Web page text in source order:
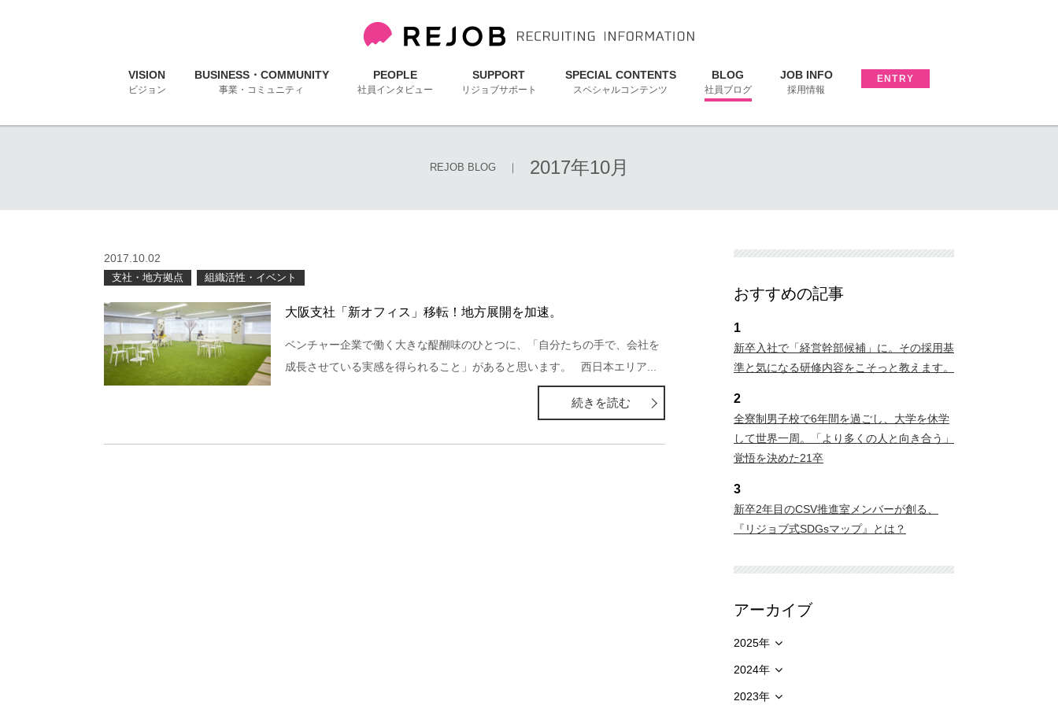
VISION
ビジョン
BUSINESS・COMMUNITY
事業・コミュニティ
PEOPLE
社員インタビュー
SUPPORT
リジョブサポート
SPECIAL CONTENTS
スペシャルコンテンツ
BLOG
社員ブログ
JOB INFO
採用情報
ENTRY
REJOB BLOG ｜ 2017年10月
2017.10.02
支社・地方拠点 組織活性・イベント
大阪支社「新オフィス」移転！地方展開を加速。
ベンチャー企業で働く大きな醍醐味のひとつに、「自分たちの手で、会社を
成長させている実感を得られること」があると思います。 西日本エリア...
続きを読む
おすすめの記事
1
新卒入社で「経営幹部候補」に。その採用基
準と気になる研修内容をこそっと教えます。
2
全寮制男子校で6年間を過ごし、大学を休学
して世界一周。「より多くの人と向き合う」
覚悟を決めた21卒
3
新卒2年目のCSV推進室メンバーが創る、
『リジョブ式SDGsマップ』とは？
アーカイブ
2025年
2024年
2023年